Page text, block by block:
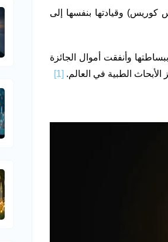
كوريس) وقيادتها بنفسها إلى
وأنفقت أموال الجائزة
الطبية في العالم. [1]